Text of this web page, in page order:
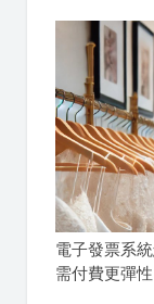
電子發票系
需付費更彈性